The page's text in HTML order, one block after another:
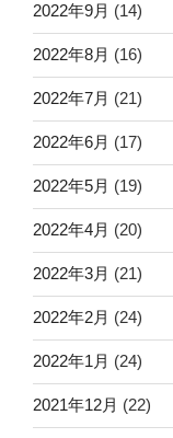
2022年9月 (14)
2022年8月 (16)
2022年7月 (21)
2022年6月 (17)
2022年5月 (19)
2022年4月 (20)
2022年3月 (21)
2022年2月 (24)
2022年1月 (24)
2021年12月 (22)